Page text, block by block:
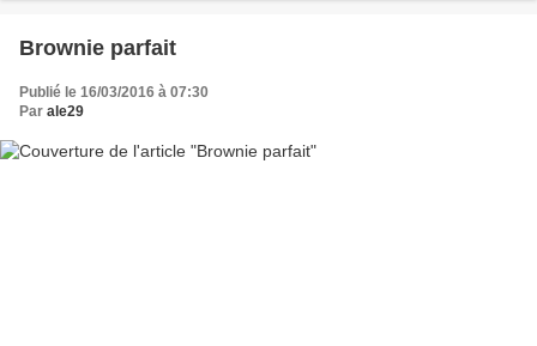
Brownie parfait
Publié le 16/03/2016 à 07:30
Par ale29